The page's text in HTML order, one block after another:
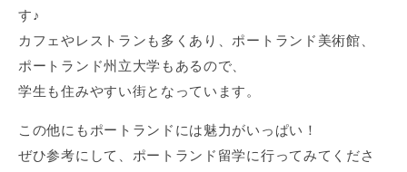
す♪
カフェやレストランも多くあり、ポートランド美術館、
ポートランド州立大学もあるので、
学生も住みやすい街となっています。
この他にもポートランドには魅力がいっぱい！
ぜひ参考にして、ポートランド留学に行ってみてくださ